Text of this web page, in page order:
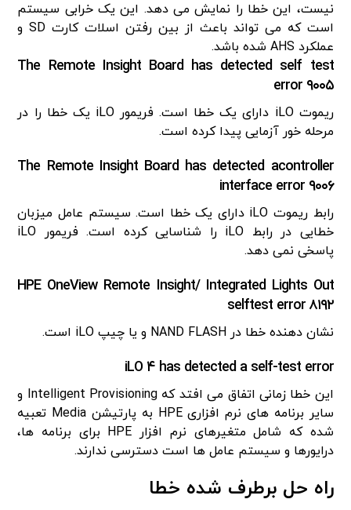
نیست، این خطا را نمایش می دهد. این یک خرابی سیستم
است که می تواند باعث از بین رفتن اسلات کارت SD و
عملکرد AHS شده باشد.
The Remote Insight Board has detected self test
error ۹۰۰۵
ریموت iLO دارای یک خطا است. فریمور iLO یک خطا را در
مرحله خور آزمایی پیدا کرده است.
The Remote Insight Board has detected acontroller
interface error ۹۰۰۶
رابط ریموت iLO دارای یک خطا است. سیستم عامل میزبان
خطایی در رابط iLO را شناسایی کرده است. فریمور iLO
پاسخی نمی دهد.
HPE OneView Remote Insight/ Integrated Lights Out
selftest error ۸۱۹۲
نشان دهنده خطا در NAND FLASH و یا چیپ iLO است.
iLO ۴ has detected a self-test error
این خطا زمانی اتفاق می افتد که Intelligent Provisioning و
سایر برنامه های نرم افزاری HPE به پارتیشن Media تعبیه
شده که شامل متغیرهای نرم افزار HPE برای برنامه ها،
درایورها و سیستم عامل ها است دسترسی ندارند.
راه حل برطرف شده خطا